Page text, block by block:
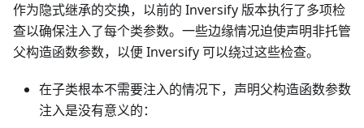
作为隐式继承的交换，以前的 Inversify 版本执行了多项检
查以确保注入了每个类参数。一些边缘情况迫使声明非托管
父构造函数参数，以便 Inversify 可以绕过这些检查。
在子类根本不需要注入的情况下，声明父构造函数参数
注入是没有意义的：